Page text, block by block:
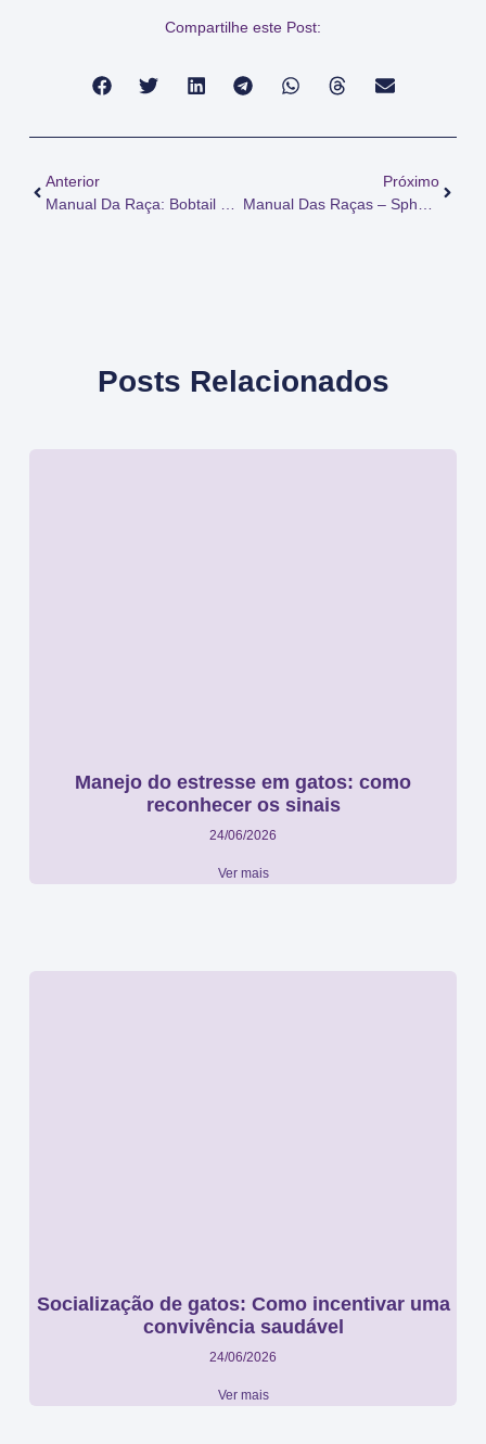
Compartilhe este Post:
Anterior
Próximo
Posts Relacionados
Manejo do estresse em gatos: como
reconhecer os sinais
24/06/2026
Ver mais
Socialização de gatos: Como incentivar uma
convivência saudável
24/06/2026
Ver mais